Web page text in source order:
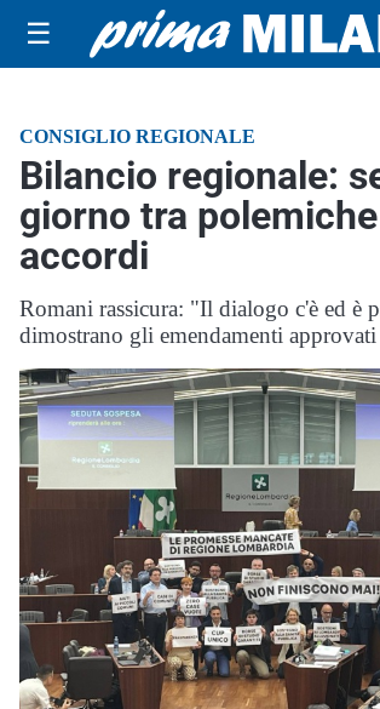
☰
CONSIGLIO REGIONALE
Bilancio regionale:
giorno tra
accordi
Romani rassicura: "Il dialogo c'è ed è
dimostrano gli emendamenti